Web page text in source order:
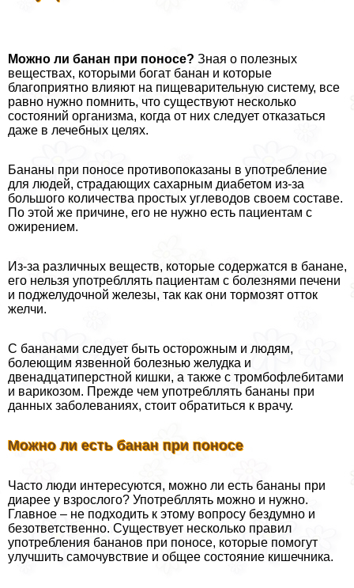
Можно ли банан при поносе? Зная о полезных
веществах, которыми богат банан и которые
благоприятно влияют на пищеварительную систему, все
равно нужно помнить, что существуют несколько
состояний организма, когда от них следует отказаться
даже в лечебных целях.
Бананы при поносе противопоказаны в употрeбление
для людей, страдающих сахарным диабетом из-за
большого количества простых углеводов своем составе.
По этой же причине, его не нужно есть пациентам с
ожирением.
Из-за различных веществ, которые содержатся в банане,
его нельзя употрeбллять пациентам с болезнями печени
и поджелудочной железы, так как они тормозят отток
желчи.
С бананами следует быть осторожным и людям,
болеющим язвенной болезнью желудка и
двенадцатиперстной кишки, а также с тромбофлебитами
и варикозом. Прежде чем употрeбллять бананы при
данных заболеваниях, стоит обратиться к врачу.
Можно ли есть банан при поносе
Часто люди интересуются, можно ли есть бананы при
диарее у взрослого? Употрeбллять можно и нужно.
Главное – не подходить к этому вопросу бездумно и
безответственно. Существует несколько правил
употрeбления бананов при поносе, которые помогут
улучшить самочувствие и общее состояние кишечника.